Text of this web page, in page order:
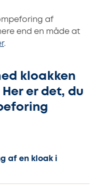
af
end en måde at
.
kloakken
er det, du
af en kloak i